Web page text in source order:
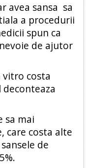
avea sansa sa
a procedurii
spun ca
de ajutor
costa
sa mai
care costa alte
de